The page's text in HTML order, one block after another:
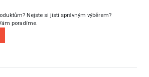
Nejste si jisti správným výběrem?
poradíme.